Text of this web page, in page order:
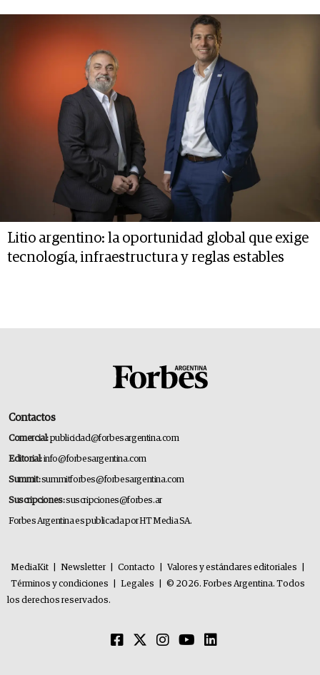
Litio argentino: la oportunidad global que exige
tecnología, infraestructura y reglas estables
Contactos
Comercial:publicidad@forbesargentina.com
Editorial:info@forbesargentina.com
Summit:summitforbes@forbesargentina.com
Suscripciones:suscripciones@forbes.ar
Forbes Argentina es publicada por HT Media SA.
MediaKit Newsletter Contacto Valores y estándares editoriales
Términos y condiciones
Legales
© 2026. Forbes Argentina. Todos
los derechos reservados.